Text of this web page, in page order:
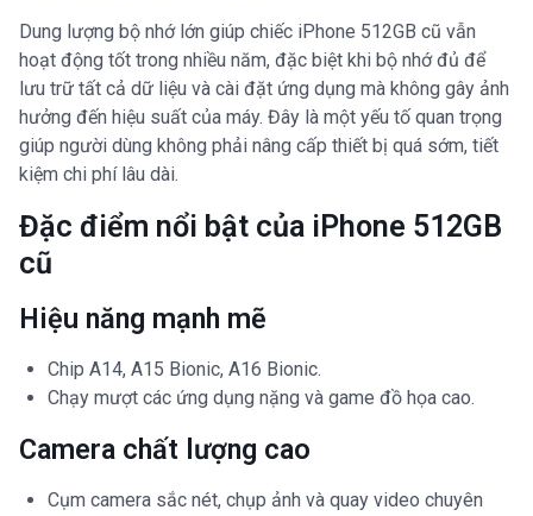
Dung lượng bộ nhớ lớn giúp chiếc iPhone 512GB cũ vẫn
hoạt động tốt trong nhiều năm, đặc biệt khi bộ nhớ đủ để
lưu trữ tất cả dữ liệu và cài đặt ứng dụng mà không gây ảnh
hưởng đến hiệu suất của máy. Đây là một yếu tố quan trọng
giúp người dùng không phải nâng cấp thiết bị quá sớm, tiết
kiệm chi phí lâu dài.
Đặc điểm nổi bật của iPhone 512GB
cũ
Hiệu năng mạnh mẽ
Chip A14, A15 Bionic, A16 Bionic.
Chạy mượt các ứng dụng nặng và game đồ họa cao.
Camera chất lượng cao
Cụm camera sắc nét, chụp ảnh và quay video chuyên